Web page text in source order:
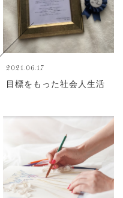
2021.06.17
目標をもった社会人生活